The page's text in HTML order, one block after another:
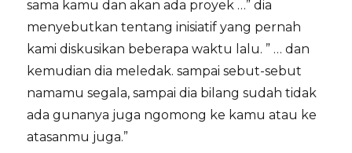
sama kamu dan akan ada proyek …” dia
menyebutkan tentang inisiatif yang pernah
kami diskusikan beberapa waktu lalu. ” … dan
kemudian dia meledak. sampai sebut-sebut
namamu segala, sampai dia bilang sudah tidak
ada gunanya juga ngomong ke kamu atau ke
atasanmu juga.”